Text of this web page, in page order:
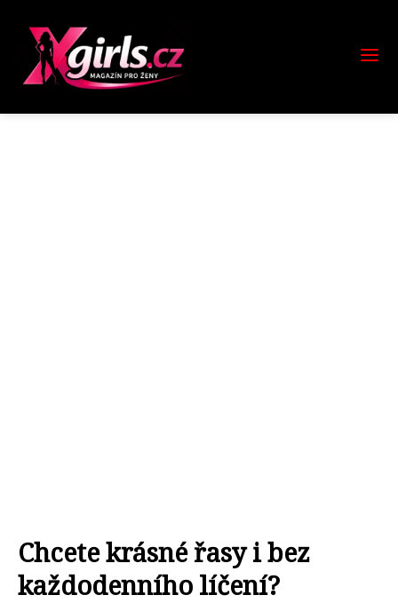
Chcete krásné řasy i bez
každodenního líčení?